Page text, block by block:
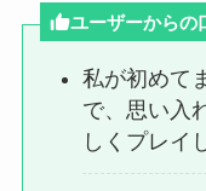
ユーザーからの
私が初めて
で、思い入
しくプレイ